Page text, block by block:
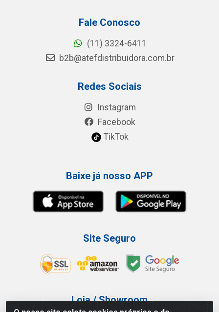
Fale Conosco
(11) 3324-6411
b2b@atefdistribuidora.com.br
Redes Sociais
Instagram
Facebook
TikTok
Baixe já nosso APP
Site Seguro
Loja / Showroom